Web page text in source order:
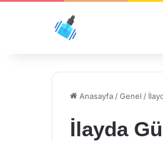
Anasayfa /Genel /
İlayda